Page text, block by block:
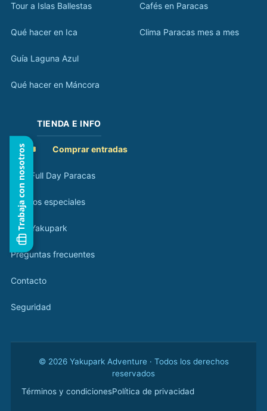
Tour a Islas Ballestas
Qué hacer en Ica
Guía Laguna Azul
Qué hacer en Máncora
Cafés en Paracas
Clima Paracas mes a mes
TIENDA E INFO
🎟️ Comprar entradas
Tour Full Day Paracas
Eventos especiales
Blog Yakupark
Preguntas frecuentes
Contacto
Seguridad
© 2026 Yakupark Adventure · Todos los derechos
reservados
Términos y condicionesPolítica de privacidad
Trabaja con nosotros